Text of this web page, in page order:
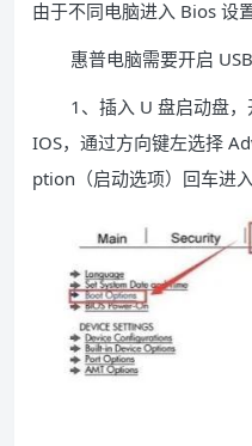
由于不同电脑进入 Bios 设
惠普电脑需要开启
1、插入 U 盘启动盘
IOS，通过方向键左选择
ption（启动选项）回车进